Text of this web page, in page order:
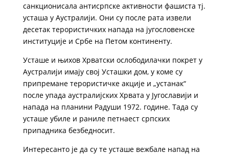
санкционисала антисрпске активности фашиста тј.
усташа у Аустралији. Они су после рата извели
десетак терористичких напада на југословенске
институције и Србе на Петом континенту.
Усташе и њихов Хрватски ослободилачки покрет у
Аустралији имају свој Усташки дом, у коме су
припремане терористичке акције и „устанак“
после упада аустралијских Хрвата у Југославији и
напада на планини Радуши 1972. године. Тада су
усташе убиле и раниле петнаест српских
припадника безбедносит.
Интересанто је да су те усташе вежбале напад на